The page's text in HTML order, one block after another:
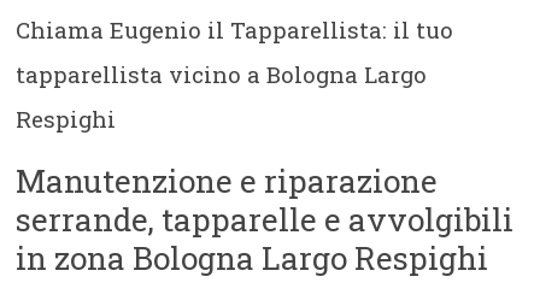
Chiama Eugenio il Tapparellista: il tuo
tapparellista vicino a Bologna Largo
Respighi
Manutenzione e riparazione
serrande, tapparelle e avvolgibili
in zona Bologna Largo Respighi